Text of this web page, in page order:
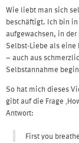
Wie liebt man sich
beschäftigt. Ich bin
aufgewachsen, in
Selbst-Liebe als
– auch aus
Selbstannahme
So hat mich dieses
gibt auf die Frage
Antwort:
First you